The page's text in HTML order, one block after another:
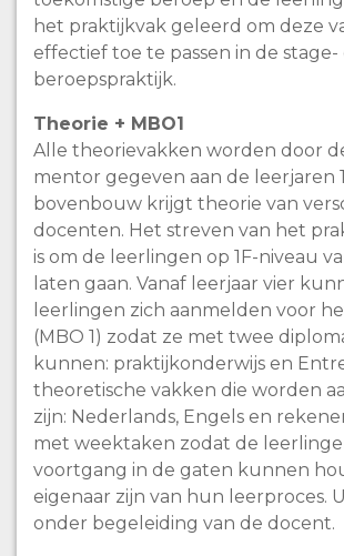
het praktijkvak geleerd om deze
effectief toe te passen in de stage-
beroepspraktijk.
Theorie + MBO1
Alle theorievakken worden door
mentor gegeven aan de leerjaren
bovenbouw krijgt theorie van
docenten. Het streven van het
is om de leerlingen op 1F-niveau
laten gaan. Vanaf leerjaar vier
leerlingen zich aanmelden voor
(MBO 1) zodat ze met twee
kunnen: praktijkonderwijs en
theoretische vakken die worden
zijn: Nederlands, Engels en
met weektaken zodat de
voortgang in de gaten kunnen
eigenaar zijn van hun leerproces.
onder begeleiding van de docent.